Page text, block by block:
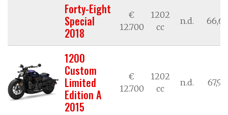
Forty-Eight
Special
2018
€
12.700
1202
cc
n.d.
1200
Custom
Limited
Edition A
2015
€
12.700
1202
cc
n.d.